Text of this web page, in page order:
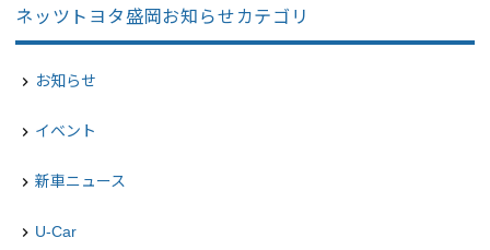
ネッツトヨタ盛岡お知らせカテゴリ
navigate_next お知らせ
navigate_next イベント
navigate_next 新車ニュース
navigate_next U-Car